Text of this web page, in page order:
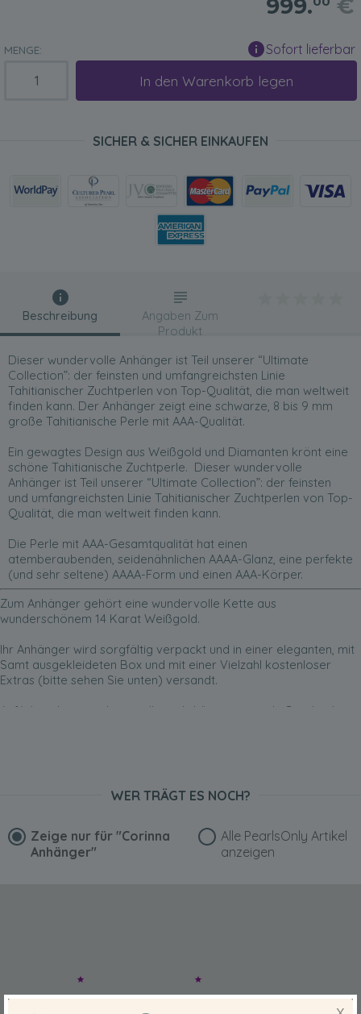
999. €
MENGE: Sofort lieferbar
In den Warenkorb legen
SICHER & SICHER EINKAUFEN
Beschreibung
Dieser wundervolle Anhänger ist Teil unserer “Ultimate
Collection”: der feinsten und umfangreichsten Linie
Tahitianischer Zuchtperlen von Top-Qualität, die man weltweit
finden kann. Der Anhänger zeigt eine schwarze, 8 bis 9 mm
große Tahitianische Perle mit AAA-Qualität.
Ein gewagtes Design aus Weißgold und Diamanten krönt eine
schöne Tahitianische Zuchtperle. Dieser wundervolle
Anhänger ist Teil unserer “Ultimate Collection”: der feinsten
und umfangreichsten Linie Tahitianischer Zuchtperlen von Top-
Qualität, die man weltweit finden kann.
Die Perle mit AAA-Gesamtqualität hat einen
atemberaubenden, seidenähnlichen AAAA-Glanz, eine perfekte
(und sehr seltene) AAAA-Form und einen AAA-Körper.
Zum Anhänger gehört eine wundervolle Kette aus
wunderschönem 14 Karat Weißgold.
Ihr Anhänger wird sorgfältig verpackt und in einer eleganten, mit
Samt ausgekleideten Box und mit einer Vielzahl kostenloser
Extras (bitte sehen Sie unten) versandt.
Auf Wunsch verpacken wir Ihren Anhänger gern als Geschenk,
Angaben Zum
Produkt
WER TRÄGT ES NOCH?
Zeige nur für "Corinna
Anhänger"
Alle PearlsOnly Artikel
anzeigen